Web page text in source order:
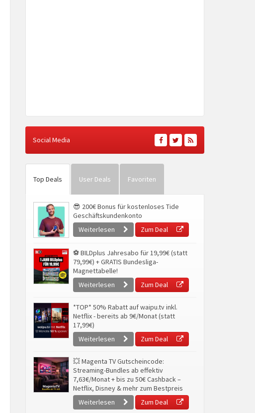
Social Media
Top Deals User Deals Favoriten
😎 200€ Bonus für kostenloses Tide
Geschäftskundenkonto
Weiterlesen
Zum Deal
⚽ BILDplus Jahresabo für 19,99€ (statt
79,99€) + GRATIS Bundesliga-
Magnettabelle!
Weiterlesen
Zum Deal
*TOP* 50% Rabatt auf waipu.tv inkl.
Netflix - bereits ab 9€/Monat (statt
17,99€)
Weiterlesen
Zum Deal
💥 Magenta TV Gutscheincode:
Streaming-Bundles ab effektiv
7,63€/Monat + bis zu 50€ Cashback –
Netflix, Disney & mehr zum Bestpreis
Weiterlesen
Zum Deal